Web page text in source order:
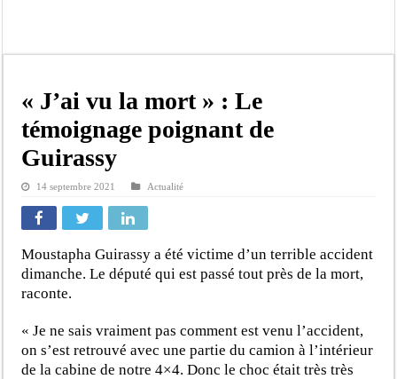
Le Sénégal bénéficie de trois nouveaux financements de la Banque mondiale
Linguère : Un élève de 14 ans meurt noyé dans un bassin de rétention
Gamou 1448 H / 2026 : le Comité scientifique dévoile les fondements du thème
Assemblée nationale : Sonko valide onze dossiers chauds
Passation de service au 3FPT : Soulèye Kane officiellement installé, il décline
« J’ai vu la mort » : Le
témoignage poignant de
Guirassy
14 septembre 2021 Actualité
Moustapha Guirassy a été victime d’un terrible accident
dimanche. Le député qui est passé tout près de la mort,
raconte.
« Je ne sais vraiment pas comment est venu l’accident,
on s’est retrouvé avec une partie du camion à l’intérieur
de la cabine de notre 4×4. Donc le choc était très très